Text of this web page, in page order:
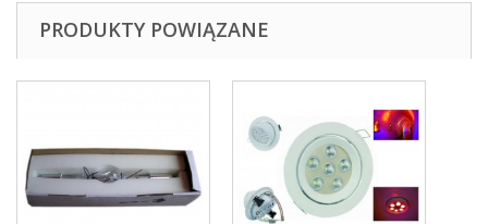
PRODUKTY POWIĄZANE